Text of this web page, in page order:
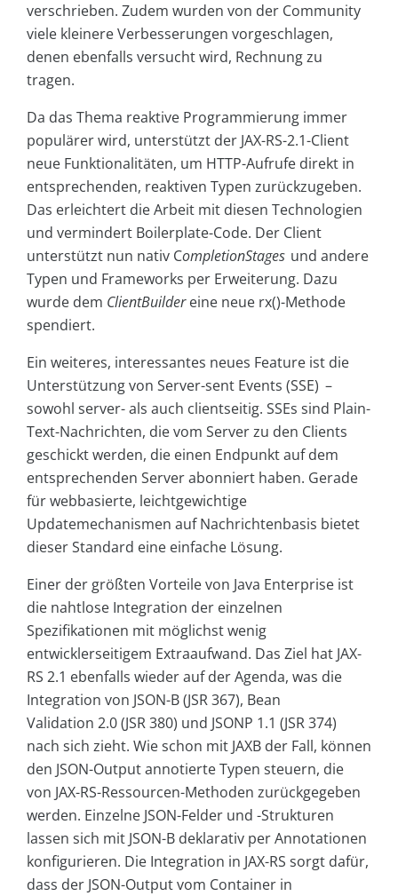
verschrieben. Zudem wurden von der Community
viele kleinere Verbesserungen vorgeschlagen,
denen ebenfalls versucht wird, Rechnung zu
tragen.
Da das Thema reaktive Programmierung immer
populärer wird, unterstützt der JAX-RS-2.1-Client
neue Funktionalitäten, um HTTP-Aufrufe direkt in
entsprechenden, reaktiven Typen zurückzugeben.
Das erleichtert die Arbeit mit diesen Technologien
und vermindert Boilerplate-Code. Der Client
unterstützt nun nativ CompletionStages und andere
Typen und Frameworks per Erweiterung. Dazu
wurde dem ClientBuildereine neue rx()-Methode
spendiert.
Ein weiteres, interessantes neues Feature ist die
Unterstützung von Server-sent Events (SSE) –
sowohl server- als auch clientseitig. SSEs sind Plain-
Text-Nachrichten, die vom Server zu den Clients
geschickt werden, die einen Endpunkt auf dem
entsprechenden Server abonniert haben. Gerade
für webbasierte, leichtgewichtige
Updatemechanismen auf Nachrichtenbasis bietet
dieser Standard eine einfache Lösung.
Einer der größten Vorteile von Java Enterprise ist
die nahtlose Integration der einzelnen
Spezifikationen mit möglichst wenig
entwicklerseitigem Extraaufwand. Das Ziel hat JAX-
RS 2.1 ebenfalls wieder auf der Agenda, was die
Integration von JSON-B (JSR 367), Bean
Validation 2.0 (JSR 380) und JSONP 1.1 (JSR 374)
nach sich zieht. Wie schon mit JAXB der Fall, können
den JSON-Output annotierte Typen steuern, die
von JAX-RS-Ressourcen-Methoden zurückgegeben
werden. Einzelne JSON-Felder und -Strukturen
lassen sich mit JSON-B deklarativ per Annotationen
konfigurieren. Die Integration in JAX-RS sorgt dafür,
dass der JSON-Output vom Container in